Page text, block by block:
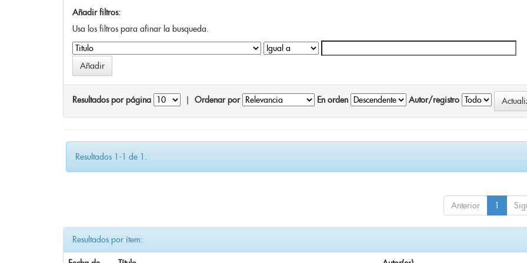
Añadir filtros:
Usa los filtros para afinar la busqueda.
Resultados por página Ordenar por En orden Autor/registro
Resultados 1-1 de 1.
Anterior 1
Resultados por ítem: